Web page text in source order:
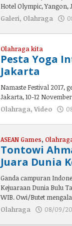
Hotel Olympic, Yangon,
Galeri, Olahraga
Olahraga kita
Pesta Yoga
Jakarta
Namaste Festival 2017,
Jakarta, 10-12
Olahraga,Video
ASEAN Games,
Tontowi
Juara Dunia
Ganda campuran
Kejuaraan Dunia Bulu
WIB. Owi/Butet
Olahraga
08/09/